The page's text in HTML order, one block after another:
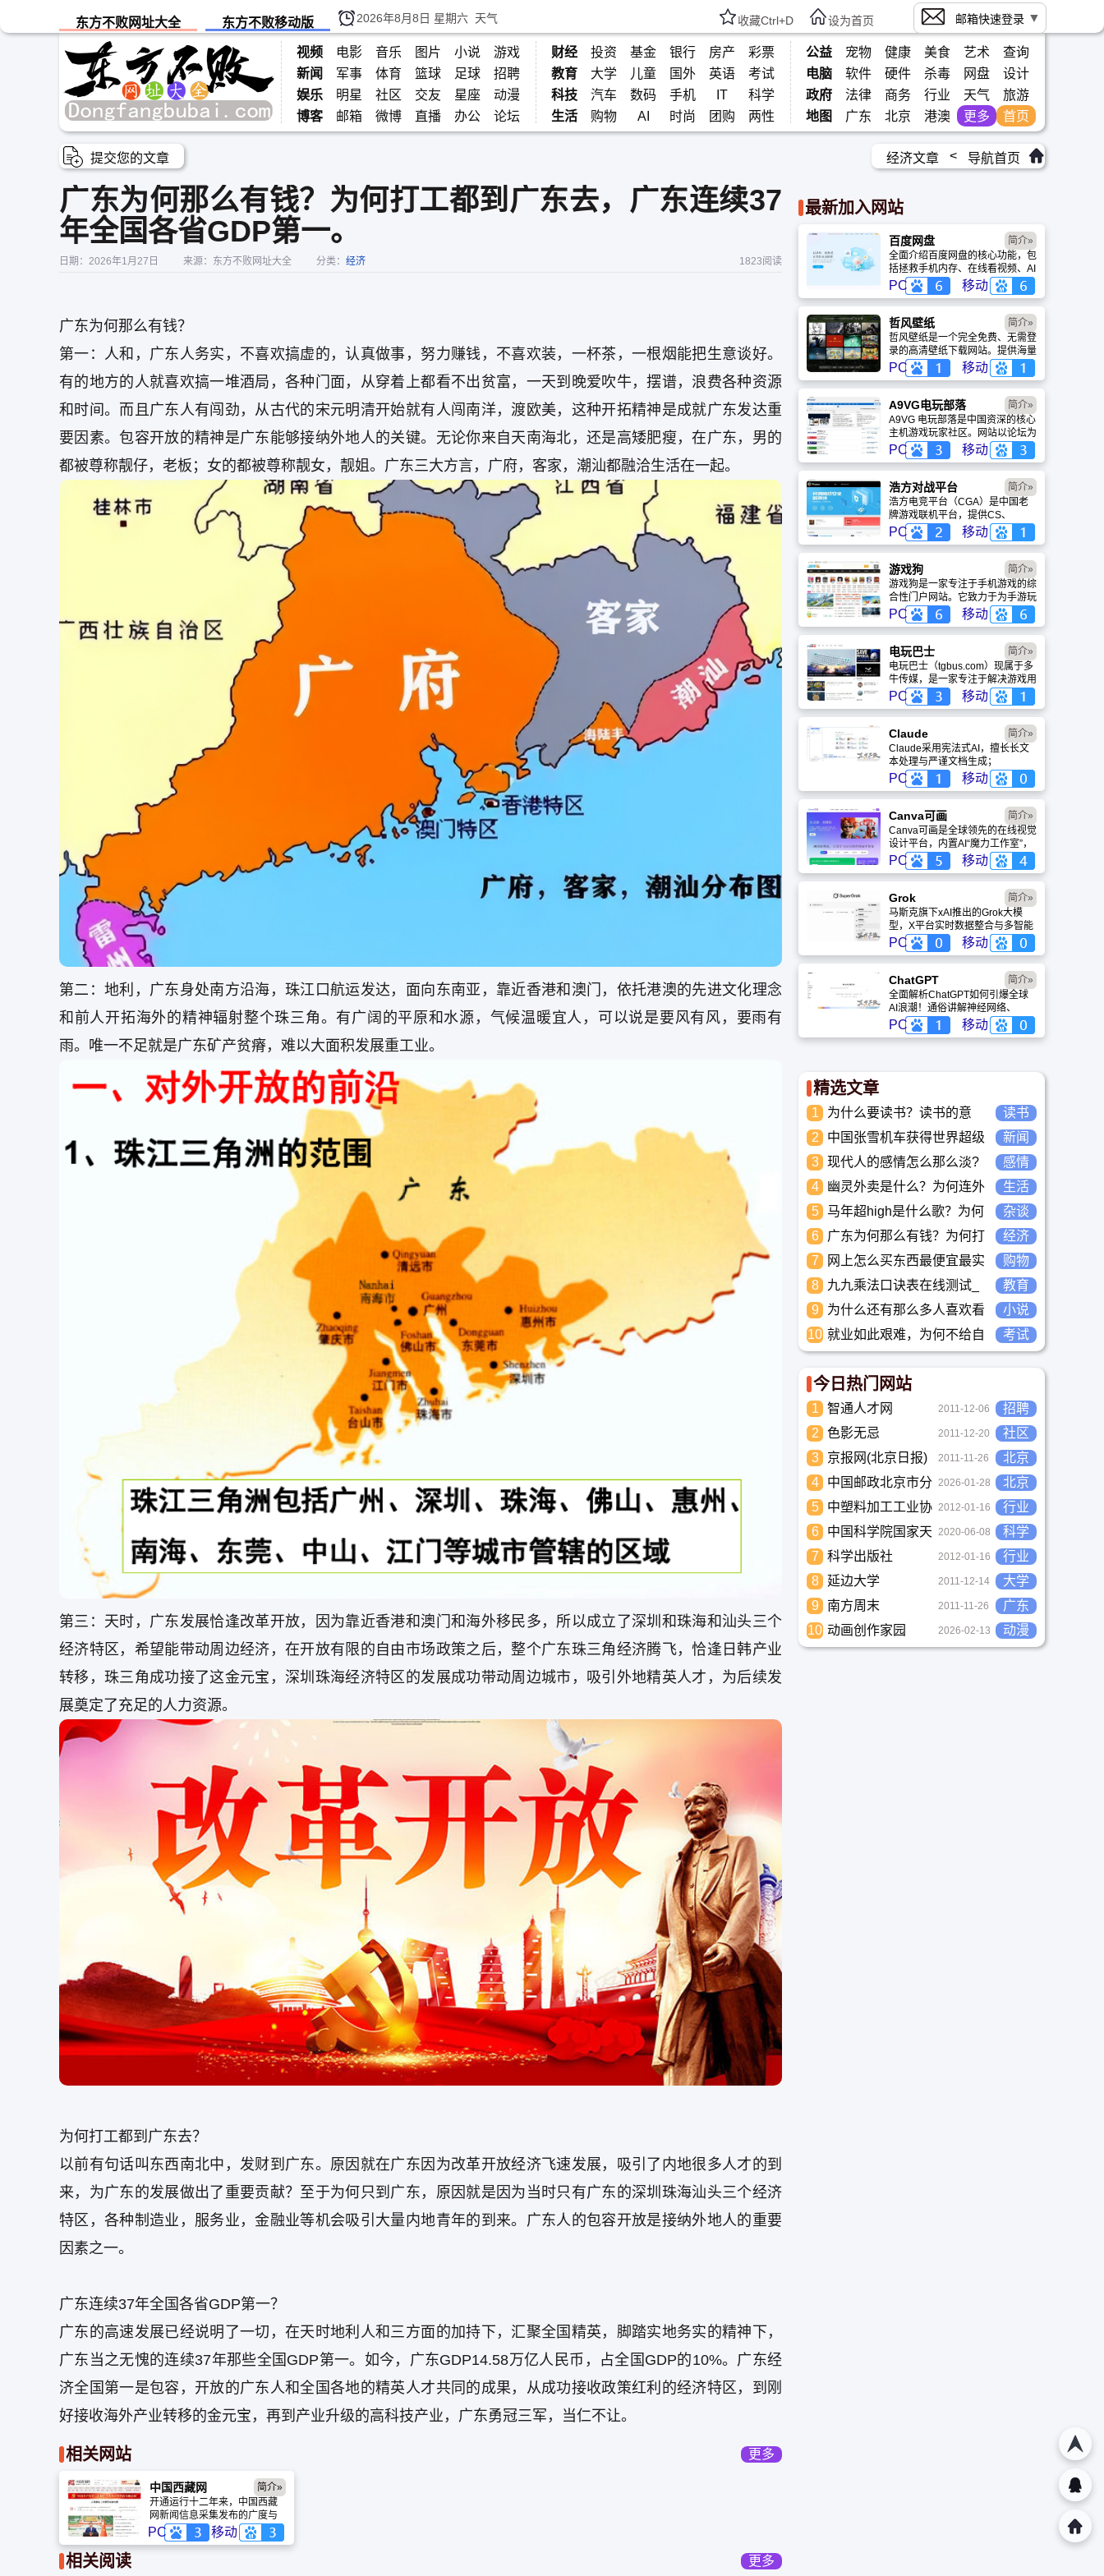
东方不败网址大全 东方不败移动版 2026年8月8日 星期六 天气 收藏Ctrl+D 设为首页 邮箱快速登录
视频 电影 音乐 图片 小说
游戏
新闻
军事 体育 篮球 足球
招聘
娱乐
明星 社区 交友 星座
动漫
博客
邮箱 微博 直播 办公 论坛
财经 投资 基金 银行 房产
彩票
教育
大学 儿童 国外 英语
考试
科技
汽车 数码 手机 IT
科学
生活
购物 AI 时尚 团购 两性
公益 宠物 健康 美食 艺术
查询
电脑
软件 硬件 杀毒 网盘
设计
政府
法律 商务 行业 天气
旅游
地图
广东 北京 港澳 更多 首页
提交您的文章 经济文章 < 导航首页
广东为何那么有钱？为何打工都到广东去，广东连续37
年全国各省GDP第一。
日期：2026年1月27日 来源：东方不败网址大全 分类： 经济 1823阅读
广东为何那么有钱？
第一：人和，广东人务实，不喜欢搞虚的，认真做事，努力赚钱，不喜欢装，一杯茶，一根烟能把生意谈好。
有的地方的人就喜欢搞一堆酒局，各种门面，从穿着上都看不出贫富，一天到晚爱吹牛，摆谱，浪费各种资源
和时间。而且广东人有闯劲，从古代的宋元明清开始就有人闯南洋，渡欧美，这种开拓精神是成就广东发达重
要因素。包容开放的精神是广东能够接纳外地人的关键。无论你来自天南海北，还是高矮肥瘦，在广东，男的
都被尊称靓仔，老板；女的都被尊称靓女，靓姐。广东三大方言，广府，客家，潮汕都融洽生活在一起。
第二：地利，广东身处南方沿海，珠江口航运发达，面向东南亚，靠近香港和澳门，依托港澳的先进文化理念
和前人开拓海外的精神辐射整个珠三角。有广阔的平原和水源，气候温暖宜人，可以说是要风有风，要雨有
雨。唯一不足就是广东矿产贫瘠，难以大面积发展重工业。
第三：天时，广东发展恰逢改革开放，因为靠近香港和澳门和海外移民多，所以成立了深圳和珠海和汕头三个
经济特区，希望能带动周边经济，在开放有限的自由市场政策之后，整个广东珠三角经济腾飞，恰逢日韩产业
转移，珠三角成功接了这金元宝，深圳珠海经济特区的发展成功带动周边城市，吸引外地精英人才，为后续发
展奠定了充足的人力资源。
为何打工都到广东去？
以前有句话叫东西南北中，发财到广东。原因就在广东因为改革开放经济飞速发展，吸引了内地很多人才的到
来，为广东的发展做出了重要贡献？至于为何只到广东，原因就是因为当时只有广东的深圳珠海汕头三个经济
特区，各种制造业，服务业，金融业等机会吸引大量内地青年的到来。广东人的包容开放是接纳外地人的重要
因素之一。
广东连续37年全国各省GDP第一？
广东的高速发展已经说明了一切，在天时地利人和三方面的加持下，汇聚全国精英，脚踏实地务实的精神下，
广东当之无愧的连续37年那些全国GDP第一。如今，广东GDP14.58万亿人民币，占全国GDP的10%。广东经
济全国第一是包容，开放的广东人和全国各地的精英人才共同的成果，从成功接收政策红利的经济特区，到刚
好接收海外产业转移的金元宝，再到产业升级的高科技产业，广东勇冠三军，当仁不让。
相关网站 更多
中国西藏网
开通运行十二年来，中国西藏
网新闻信息采集发布的广度与
深度不断提升，独家报道逐年
增加，新媒体运用和互动手段
PC 移动
简介»
相关阅读 更多
最新加入网站
百度网盘
全面介绍百度网盘的核心功能，包
括拯救手机内存、在线看视频、AI
智能做笔记与总结长文。详细解答
数据安全性及服务器备份机制，带
你了解GenFlow AI智能体如何帮
你高效办公与学习。
PC 移动
简介»
哲风壁纸
哲风壁纸是一个完全免费、无需登
录的高清壁纸下载网站。提供海量
4K、8K超清电脑与手机壁纸，涵
盖动漫、风景、赛博朋克等多元风
格。支持动态壁纸与头像制作，国
内访问极速，是美化桌面的首选平
台。
PC 移动
简介»
A9VG电玩部落
A9VG 电玩部落是中国资深的核心
主机游戏玩家社区。网站以论坛为
核心，提供全面的主机游戏资讯、
攻略和资料库，覆盖
PlayStation、Xbox、Switch 等全
平台。凭借其深厚的历史积淀和活
跃的用户群体，A9VG 成为硬核玩
家交流心得、分享攻略的首选平台
之一。
PC 移动
简介»
浩方对战平台
浩方电竞平台（CGA）是中国老
牌游戏联机平台，提供CS、
War3、星际争霸等经典游戏的稳
定联机服务。重温DOTA1的激情
岁月，找回当年的战友。同时提供
最新CGA电竞赛事资讯及热门页
游入口，致敬中国电竞的黄金时
代。
PC 移动
简介»
游戏狗
游戏狗是一家专注于手机游戏的综
合性门户网站。它致力于为手游玩
家提供最新、最全的游戏资讯、攻
略、评测及视频等内容，是国内较
早一批专注于移动游戏领域的垂直
媒体。
PC 移动
简介»
电玩巴士
电玩巴士（tgbus.com）现属于多
牛传媒，是一家专注于解决游戏用
户需求的综合性游戏门户网站，电
玩巴士是一个全面的综合性游戏门
户，专注于为全球玩家提供主机、
PC及移动端游戏的全方位资讯。
PC 移动
简介»
Claude
Claude采用宪法式AI，擅长长文
本处理与严谨文档生成；
ChatGPT基于RLHF，在复杂推
理、代码与快速迭代上占优。两者
定位不同，各有千秋。
PC 移动
简介»
Canva可画
Canva可画是全球领先的在线视觉
设计平台，内置AI“魔力工作室”，
提供海量正版模板与素材。无论是
自媒体封面、企业海报还是PPT，
零基础用户也能轻松实现专业级创
作，让设计触手可及。
PC 移动
简介»
Grok
马斯克旗下xAI推出的Grok大模
型，X平台实时数据整合与多智能
体协作的核心优势。针对其中文能
力、隐私安全及幻觉问题等高频疑
问进行客观解答，提供AI选型参
考。
PC 移动
简介»
ChatGPT‌
全面解析ChatGPT如何引爆全球
AI浪潮！通俗讲解神经网络、
Transformer与RLHF核心技术，
带您轻松看懂大语言模型如何重塑
PC 移动
简介»
精选文章
1
为什么要读书？读书的意
义？怎么教育孩子读书？
读书
2
中国张雪机车获得世界超级
摩托车锦标赛冠军
新闻
3
现代人的感情怎么那么淡?
未来又应该如何面对这人情
淡如水的局面呢
感情
4
幽灵外卖是什么？为何连外
卖骑手都看不下去要举报？
生活
5
马年超high是什么歌？为何
两广人听到那么搞笑？马超
high到底是什么意思？
杂谈
6
广东为何那么有钱？为何打
工都到广东去，广东连续37
年全国各省GDP第一。
经济
7
网上怎么买东西最便宜最实
惠?
购物
8
九九乘法口诀表在线测试_
高清完整版下载_小学数学
口算练习
教育
9
为什么还有那么多人喜欢看
小说？小说到底有什么魅力
长盛不衰？
小说
10 就业如此艰难，为何不给自
己学习考试充电，学一技之
考试
今日热门网站
1 智通人才网 2011-12-06
招聘
2
色影无忌 2011-12-20
社区
3
京报网(北京日报) 2011-11-26
北京
4
中国邮政北京市分
公司
2026-01-28
北京
5
中塑料加工工业协
会
2012-01-16
行业
6
中国科学院国家天
文台
2020-06-08
科学
7
科学出版社 2012-01-16
行业
8
延边大学 2011-12-14
大学
9
南方周末 2011-11-26
广东
10 动画创作家园 2026-02-13 动漫